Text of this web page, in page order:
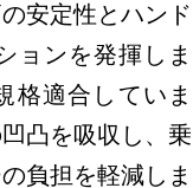
安定性とハンド
ョンを発揮しま
格適合していま
凸を吸収し、乗
負担を軽減しま